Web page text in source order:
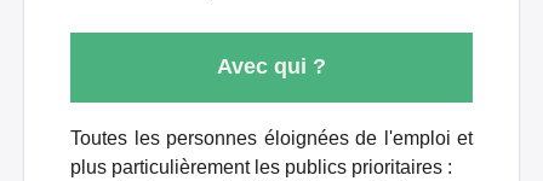
Avec qui ?
Toutes les personnes éloignées de l'emploi et
plus particulièrement les publics prioritaires :